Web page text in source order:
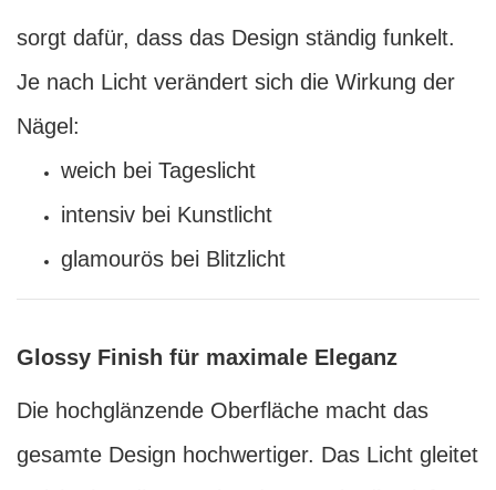
sorgt dafür, dass das Design ständig funkelt.
Je nach Licht verändert sich die Wirkung der
Nägel:
weich bei Tageslicht
intensiv bei Kunstlicht
glamourös bei Blitzlicht
Glossy Finish für maximale Eleganz
Die hochglänzende Oberfläche macht das
gesamte Design hochwertiger. Das Licht gleitet